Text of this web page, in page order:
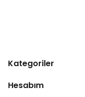
Kategoriler
Hesabım